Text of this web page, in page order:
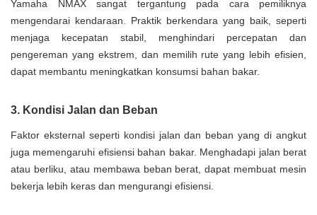
Yamaha NMAX sangat tergantung pada cara pemiliknya
mengendarai kendaraan. Praktik berkendara yang baik, seperti
menjaga kecepatan stabil, menghindari percepatan dan
pengereman yang ekstrem, dan memilih rute yang lebih efisien,
dapat membantu meningkatkan konsumsi bahan bakar.
3. Kondisi Jalan dan Beban
Faktor eksternal seperti kondisi jalan dan beban yang di angkut
juga memengaruhi efisiensi bahan bakar. Menghadapi jalan berat
atau berliku, atau membawa beban berat, dapat membuat mesin
bekerja lebih keras dan mengurangi efisiensi.